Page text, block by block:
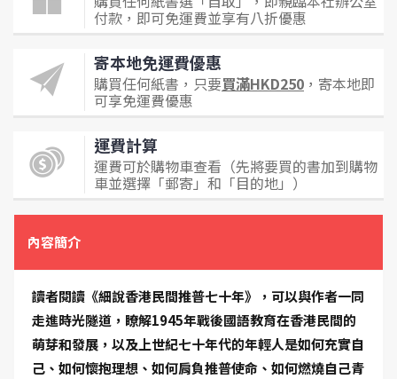
付款，即可免運費並享有八折優惠
寄本地免運費優惠
購買任何紙書，只要買滿HKD250 ，寄本地即
可享免運費優惠
運費計算
運費可於購物車查看（先將要買的書加到購物
車並選擇「郵寄」和「目的地」）
內容簡介
讀者閱讀《細說香港民間推普七十年》，可以與作者一同
走進時光隧道，瞭解1945年戰後國語教育在香港民間的
萌芽和發展，以及上世紀七十年代的年輕人是如何充實自
己、如何懷抱理想、如何肩負推普使命、如何燃燒自己青